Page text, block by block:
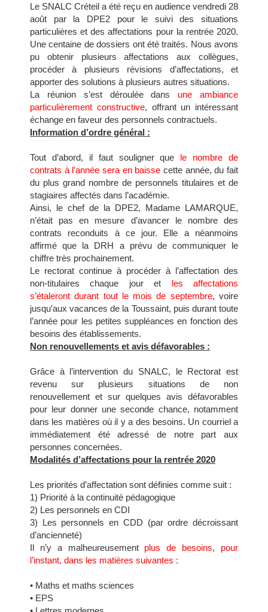
Le SNALC Créteil a été reçu en audience vendredi 28
août par la DPE2 pour le suivi des situations
particulières et des affectations pour la rentrée 2020.
Une centaine de dossiers ont été traités. Nous avons
pu obtenir plusieurs affectations aux collègues,
procéder à plusieurs révisions d’affectations, et
apporter des solutions à plusieurs autres situations.
La réunion s’est déroulée dans une ambiance
particulièrement constructive, offrant un intéressant
échange en faveur des personnels contractuels.
Information d’ordre général :
Tout d’abord, il faut souligner que le nombre de
contrats à l’année sera en baisse cette année, du fait
du plus grand nombre de personnels titulaires et de
stagiaires affectés dans l’académie.
Ainsi, le chef de la DPE2, Madame LAMARQUE,
n’était pas en mesure d’avancer le nombre des
contrats reconduits à ce jour. Elle a néanmoins
affirmé que la DRH a prévu de communiquer le
chiffre très prochainement.
Le rectorat continue à procéder à l’affectation des
non-titulaires chaque jour et les affectations
s’étaleront durant tout le mois de septembre, voire
jusqu’aux vacances de la Toussaint, puis durant toute
l’année pour les petites suppléances en fonction des
besoins des établissements.
Non renouvellements et avis défavorables :
Grâce à l’intervention du SNALC, le Rectorat est
revenu sur plusieurs situations de non
renouvellement et sur quelques avis défavorables
pour leur donner une seconde chance, notamment
dans les matières où il y a des besoins. Un courriel a
immédiatement été adressé de notre part aux
personnes concernées.
Modalités d’affectations pour la rentrée 2020
Les priorités d’affectation sont définies comme suit :
1) Priorité à la continuité pédagogique
2) Les personnels en CDI
3) Les personnels en CDD (par ordre décroissant
d’ancienneté)
Il n’y a malheureusement plus de besoins, pour
l’instant, dans les matières suivantes :
• Maths et maths sciences
• EPS